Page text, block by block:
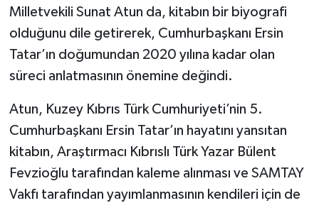
Milletvekili Sunat Atun da, kitabın bir biyografi
olduğunu dile getirerek, Cumhurbaşkanı Ersin
Tatar’ın doğumundan 2020 yılına kadar olan
süreci anlatmasının önemine değindi.
Atun, Kuzey Kıbrıs Türk Cumhuriyeti’nin 5.
Cumhurbaşkanı Ersin Tatar’ın hayatını yansıtan
kitabın, Araştırmacı Kıbrıslı Türk Yazar Bülent
Fevzioğlu tarafından kaleme alınması ve SAMTAY
Vakfı tarafından yayımlanmasının kendileri için de